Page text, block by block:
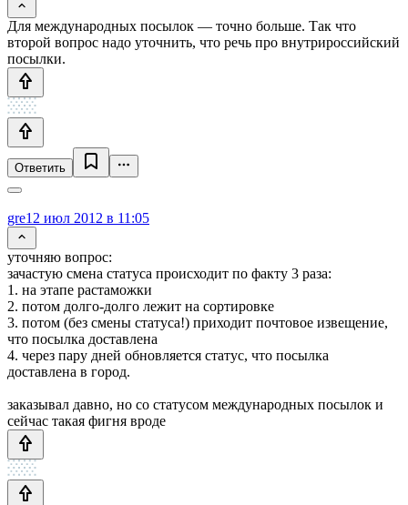
Для международных посылок — точно больше. Так что
второй вопрос надо уточнить, что речь про внутрироссийский
посылки.
Ответить
gre12 июл 2012 в 11:05
уточняю вопрос:
зачастую смена статуса происходит по факту 3 раза:
1. на этапе растаможки
2. потом долго-долго лежит на сортировке
3. потом (без смены статуса!) приходит почтовое извещение,
что посылка доставлена
4. через пару дней обновляется статус, что посылка
доставлена в город.
заказывал давно, но со статусом международных посылок и
сейчас такая фигня вроде